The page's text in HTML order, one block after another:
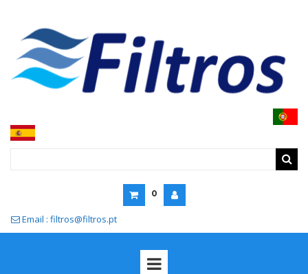
0
 Email : filtros@filtros.pt